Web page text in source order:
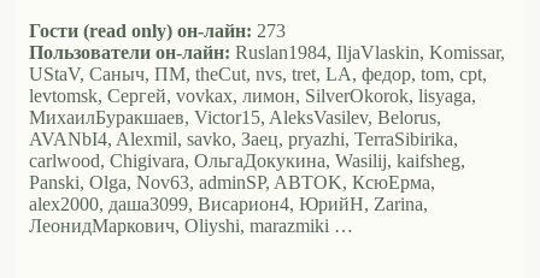
Гости (read only) он-лайн: 273
Пользователи он-лайн: Ruslan1984, IljaVlaskin, Komissar,
UStaV, Саныч, ПМ, theCut, nvs, tret, LA, федор, tom, cpt,
levtomsk, Сергей, vovkax, лимон, SilverOkorok, lisyaga,
МихаилБуракшаев, Victor15, AleksVasilev, Belorus,
AVANbI4, Alexmil, savko, Заец, pryazhi, TerraSibirika,
carlwood, Chigivara, ОльгаДокукина, Wasilij, kaifsheg,
Panski, Olga, Nov63, adminSP, ABTOK, КсюЕрма,
alex2000, даша3099, Висариoн4, ЮрийН, Zarina,
ЛеонидМаркович, Oliyshi, marazmiki …